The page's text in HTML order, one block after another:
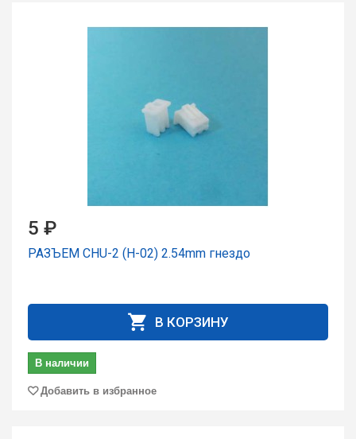
5 ₽
РАЗЪЕМ CHU-2 (H-02) 2.54mm гнездо
В КОРЗИНУ
В наличии
Добавить в избранное